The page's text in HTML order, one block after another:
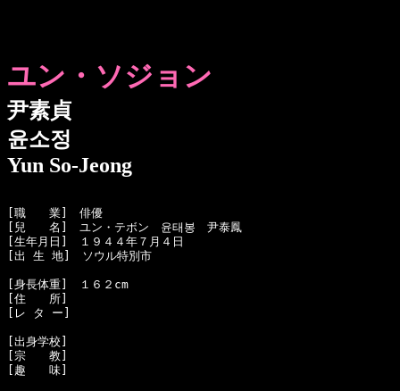
ユン・ソジョン
尹素貞
윤소정
Yun So-Jeong
[職　　業]　俳優
[兒　　名]　ユン・テボン　윤태봉　尹泰鳳
[生年月日]　１９４４年７月４日
[出 生 地]　ソウル特別市
[身長体重]　１６２cm
[住　　所]
[レ タ ー]
[出身学校]
[宗　　教]
[趣　　味]